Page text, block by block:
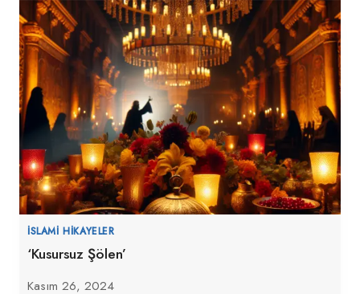
İSLAMI HIKAYELER
‘Kusursuz Şölen’
Kasım 26, 2024